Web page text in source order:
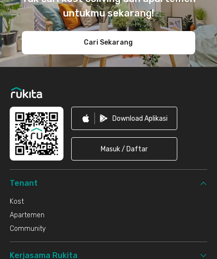
untukmu sekarang!
Cari Sekarang
Download Aplikasi
Masuk / Daftar
Tenant
Kost
Apartemen
Community
Kerjasama Rukita